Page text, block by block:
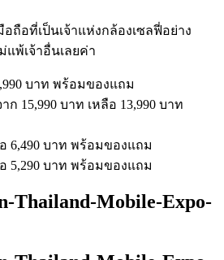
ถือที่เป็นเจ้าแห่งกล้องเซลฟี่อย่าง
แพ้เจ้าอื่นเลยค่า
บาท พร้อมของแถม
าก 15,990 บาท เหลือ 13,990 บาท
อ 6,490 บาท พร้อมของแถม
อ 5,290 บาท พร้อมของแถม